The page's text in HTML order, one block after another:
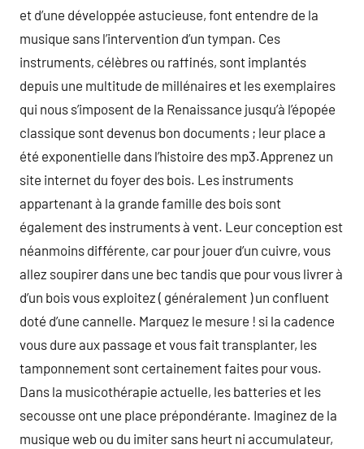
et d’une développée astucieuse, font entendre de la
musique sans l’intervention d’un tympan. Ces
instruments, célèbres ou raffinés, sont implantés
depuis une multitude de millénaires et les exemplaires
qui nous s’imposent de la Renaissance jusqu’à l’épopée
classique sont devenus bon documents ; leur place a
été exponentielle dans l’histoire des mp3.Apprenez un
site internet du foyer des bois. Les instruments
appartenant à la grande famille des bois sont
également des instruments à vent. Leur conception est
néanmoins différente, car pour jouer d’un cuivre, vous
allez soupirer dans une bec tandis que pour vous livrer à
d’un bois vous exploitez ( généralement ) un confluent
doté d’une cannelle. Marquez le mesure ! si la cadence
vous dure aux passage et vous fait transplanter, les
tamponnement sont certainement faites pour vous.
Dans la musicothérapie actuelle, les batteries et les
secousse ont une place prépondérante. Imaginez de la
musique web ou du imiter sans heurt ni accumulateur,